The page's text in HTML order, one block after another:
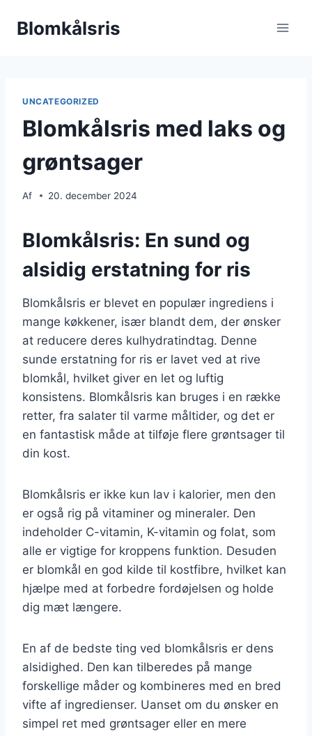
Blomkålsris
UNCATEGORIZED
Blomkålsris med laks og
grøntsager
Af 20. december 2024
Blomkålsris: En sund og
alsidig erstatning for ris
Blomkålsris er blevet en populær ingrediens i
mange køkkener, især blandt dem, der ønsker
at reducere deres kulhydratindtag. Denne
sunde erstatning for ris er lavet ved at rive
blomkål, hvilket giver en let og luftig
konsistens. Blomkålsris kan bruges i en række
retter, fra salater til varme måltider, og det er
en fantastisk måde at tilføje flere grøntsager til
din kost.
Blomkålsris er ikke kun lav i kalorier, men den
er også rig på vitaminer og mineraler. Den
indeholder C-vitamin, K-vitamin og folat, som
alle er vigtige for kroppens funktion. Desuden
er blomkål en god kilde til kostfibre, hvilket kan
hjælpe med at forbedre fordøjelsen og holde
dig mæt længere.
En af de bedste ting ved blomkålsris er dens
alsidighed. Den kan tilberedes på mange
forskellige måder og kombineres med en bred
vifte af ingredienser. Uanset om du ønsker en
simpel ret med grøntsager eller en mere